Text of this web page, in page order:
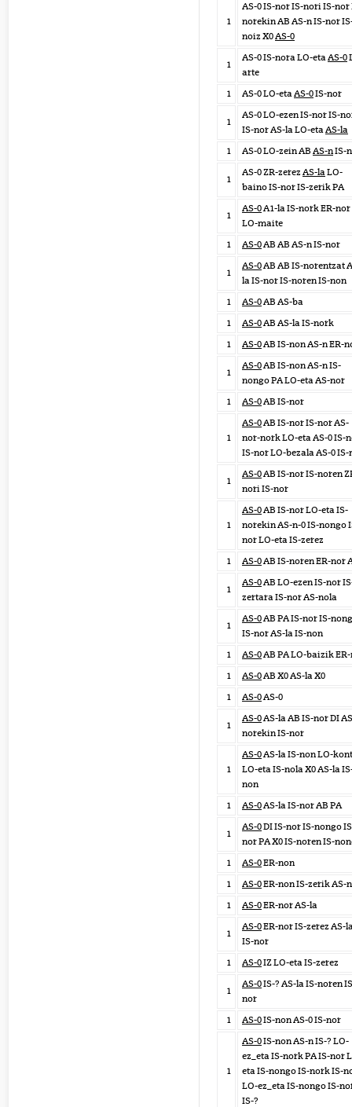
1
AS-0 IS-nor IS-nori IS-nor
norekin AB AS-n IS-nor
noiz X0AS-0
1
AS-0 IS-nora LO-etaAS-0
arte
1
AS-0 LO-etaAS-0IS-nor
1
AS-0 LO-ezen IS-nor IS-
IS-nor AS-la LO-etaAS-la
1
AS-0 LO-zein AB AS-nIS-
1
AS-0 ZR-zerez AS-laLO-
baino IS-nor IS-zerik PA
1
AS-0A1-la IS-nork ER-nor
LO-maite
1
AS-0AB AB AS-n IS-nor
1
AS-0AB AB IS-norentzat
la IS-nor IS-noren IS-non
1
AS-0AB AS-ba
1
AS-0AB AS-la IS-nork
1
AS-0AB IS-non AS-n ER-
1
AS-0AB IS-non AS-n IS-
nongo PA LO-eta AS-nor
1
AS-0AB IS-nor
1
AS-0AB IS-nor IS-nor AS-
nor-nork LO-eta AS-0 IS-
IS-nor LO-bezala AS-0 IS-
1
AS-0AB IS-nor IS-noren
nori IS-nor
1
AS-0AB IS-nor LO-eta IS-
norekin AS-n-0 IS-nongo
nor LO-eta IS-zerez
1
AS-0AB IS-noren ER-nor
1
AS-0AB LO-ezen IS-nor
zertara IS-nor AS-nola
1
AS-0AB PA IS-nor IS-
IS-nor AS-la IS-non
1
AS-0AB PA LO-baizik
1
AS-0AB X0 AS-la X0
1
AS-0AS-0
1
AS-0AS-la AB IS-nor DI
norekin IS-nor
1
AS-0AS-la IS-non LO-
LO-eta IS-nola X0 AS-la
non
1
AS-0AS-la IS-nor AB PA
1
AS-0DI IS-nor IS-nongo
nor PA X0 IS-noren IS-
1
AS-0ER-non
1
AS-0ER-non IS-zerik AS-
1
AS-0ER-nor AS-la
1
AS-0ER-nor IS-zerez AS-
IS-nor
1
AS-0IZ LO-eta IS-zerez
1
AS-0IS-? AS-la IS-noren
nor
1
AS-0IS-non AS-0 IS-nor
1
AS-0IS-non AS-n IS-? LO-
ez_eta IS-nork PA IS-nor
eta IS-nongo IS-nork IS-
LO-ez_eta IS-nongo IS-
IS-?